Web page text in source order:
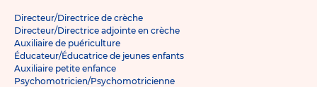
Directeur/Directrice de crèche
Directeur/Directrice adjointe en crèche
Auxiliaire de puériculture
Éducateur/Éducatrice de jeunes enfants
Auxiliaire petite enfance
Psychomotricien/Psychomotricienne